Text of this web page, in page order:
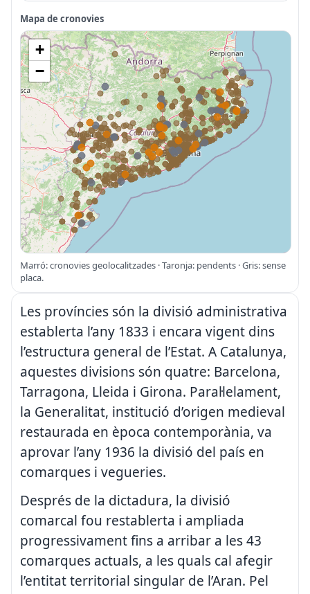
Mapa de cronovies
+
−
Marró: cronovies geolocalitzades · Taronja: pendents · Gris: sense
placa.
Les províncies són la divisió administrativa
establerta l’any 1833 i encara vigent dins
l’estructura general de l’Estat. A Catalunya,
aquestes divisions són quatre: Barcelona,
Tarragona, Lleida i Girona. Paral·lelament,
la Generalitat, institució d’origen medieval
restaurada en època contemporània, va
aprovar l’any 1936 la divisió del país en
comarques i vegueries.
Després de la dictadura, la divisió
comarcal fou restablerta i ampliada
progressivament fins a arribar a les 43
comarques actuals, a les quals cal afegir
l’entitat territorial singular de l’Aran. Pel